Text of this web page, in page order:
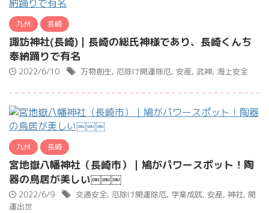
九州 長崎
諏訪神社(長崎)｜長崎の総氏神様であり、長崎くんち
奉納踊りで有名
2022/6/10 万物創生, 厄除け開運除厄, 安産, 武神, 海上安全
九州 長崎
宮地嶽八幡神社（長崎市）｜鳩がパワースポット！陶
器の鳥居が美しい￼￼￼
2022/6/9 交通安全, 厄除け開運除厄, 学業成就, 安産, 神社, 開
運出世